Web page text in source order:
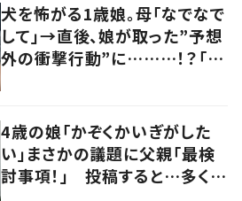
犬を怖がる1歳娘。母「なでなで
して」→直後、娘が取った”予想
外の衝撃行動”に………！？「思
4歳の娘「かぞくかいぎがした
い」まさかの議題に父親「最検
討事項！」 投稿すると…多くの